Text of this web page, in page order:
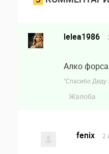
lelea1986
Алко
"Спасибо Деду
Жалоба
fenix 2